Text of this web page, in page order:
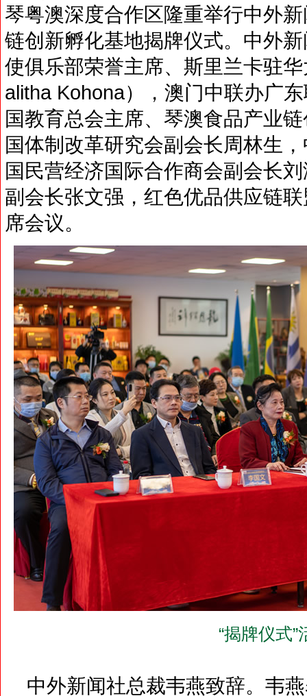
琴粤澳深度合作区隆重举行中外
链创新孵化基地揭牌仪式。中外
使俱乐部荣誉主席、斯里兰卡驻
alitha Kohona），澳门中联办广
国教育总会主席、琴澳食品产业
国体制改革研究会副会长周林生
国民营经济国际合作商会副会长
副会长张文强，红色优品供应链
席会议。
“揭牌仪式”
中外新闻社总裁韦燕致辞。韦